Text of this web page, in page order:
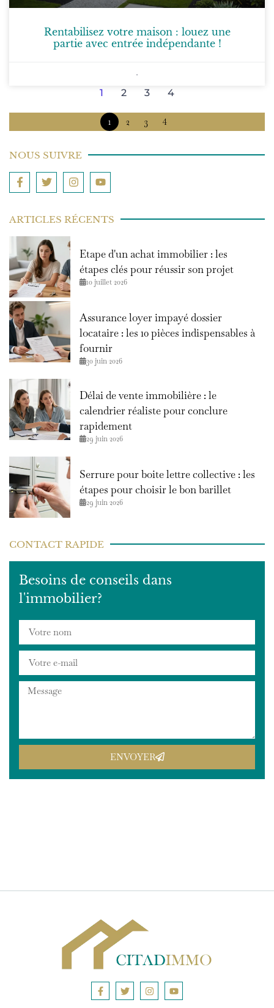
Rentabilisez votre maison : louez une
partie avec entrée indépendante !
1 2 3 4
1 2 3 4
NOUS SUIVRE
ARTICLES RÉCENTS
Etape d'un achat immobilier : les
étapes clés pour réussir son projet
10 juillet 2026
Assurance loyer impayé dossier
locataire : les 10 pièces indispensables à
fournir
30 juin 2026
Délai de vente immobilière : le
calendrier réaliste pour conclure
rapidement
29 juin 2026
Serrure pour boite lettre collective : les
étapes pour choisir le bon barillet
29 juin 2026
CONTACT RAPIDE
Besoins de conseils dans
l'immobilier?
ENVOYER